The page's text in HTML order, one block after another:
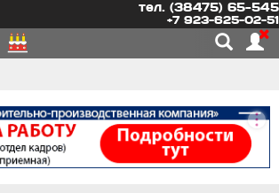
тел. (38475) 65-545
+7 923-625-02-51